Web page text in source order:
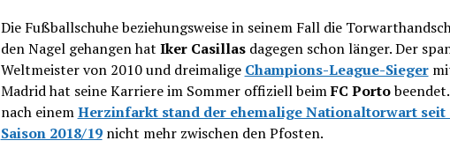
Die Fußballschuhe beziehungsweise in seinem Fall die
den Nagel gehangen hat Iker Casillasdagegen schon länger. Der
Weltmeister von 2010 und dreimalige Champions-League-Sieger
Madrid hat seine Karriere im Sommer offiziell beimFC Porto
nach einemHerzinfarkt stand der ehemalige Nationaltorwart seit
Saison 2018/19nicht mehr zwischen den Pfosten.